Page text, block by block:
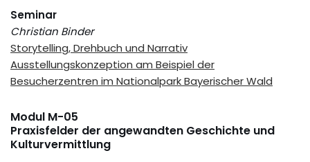
Seminar
Christian Binder
Storytelling, Drehbuch und Narrativ
Ausstellungskonzeption am Beispiel der
Besucherzentren im Nationalpark Bayerischer Wald
Modul M-05
Praxisfelder der angewandten Geschichte und
Kulturvermittlung